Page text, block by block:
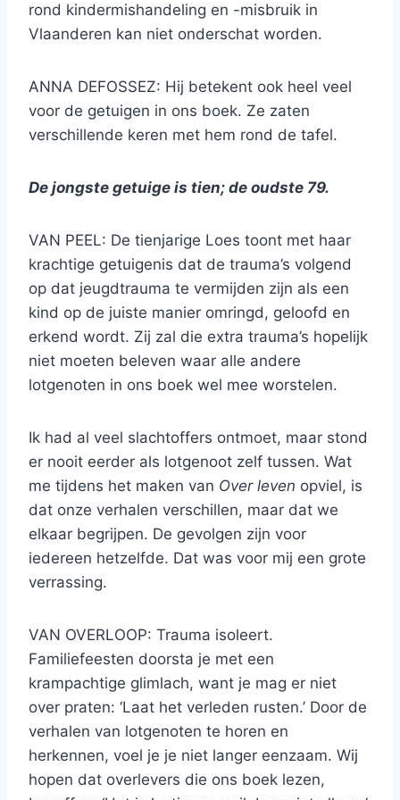
rond kindermishandeling en -misbruik in
Vlaanderen kan niet onderschat worden.
ANNA DEFOSSEZ: Hij betekent ook heel veel
voor de getuigen in ons boek. Ze zaten
verschillende keren met hem rond de tafel.
De jongste getuige is tien; de oudste 79.
VAN PEEL: De tienjarige Loes toont met haar
krachtige getuigenis dat de trauma’s volgend
op dat jeugdtrauma te vermijden zijn als een
kind op de juiste manier omringd, geloofd en
erkend wordt. Zij zal die extra trauma’s hopelijk
niet moeten beleven waar alle andere
lotgenoten in ons boek wel mee worstelen.
Ik had al veel slachtoffers ontmoet, maar stond
er nooit eerder als lotgenoot zelf tussen. Wat
me tijdens het maken van Over leven opviel, is
dat onze verhalen verschillen, maar dat we
elkaar begrijpen. De gevolgen zijn voor
iedereen hetzelfde. Dat was voor mij een grote
verrassing.
VAN OVERLOOP: Trauma isoleert.
Familiefeesten doorsta je met een
krampachtige glimlach, want je mag er niet
over praten: ‘Laat het verleden rusten.’ Door de
verhalen van lotgenoten te horen en
herkennen, voel je je niet langer eenzaam. Wij
hopen dat overlevers die ons boek lezen,